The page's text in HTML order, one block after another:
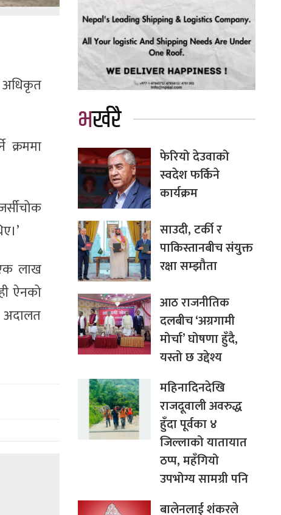
क्रममा
लाख
ऐनको
अदालत
भर्खरै
फेरियो देउवाको
स्वदेश फर्किने
कार्यक्रम
साउदी, टर्की र
पाकिस्तानबीच संयुक्त
रक्षा सम्झौता
आठ राजनीतिक
दलबीच ‘अग्रगामी
मोर्चा’ घोषणा हुँदै,
यस्तो छ उद्देश्य
महिनादिनदेखि
राजदूवाली अवरुद्ध
हुँदा पूर्वका ४
जिल्लाको यातायात
ठप्प, महँगियो
उपभोग्य सामग्री पनि
बालेनलाई शंकरले